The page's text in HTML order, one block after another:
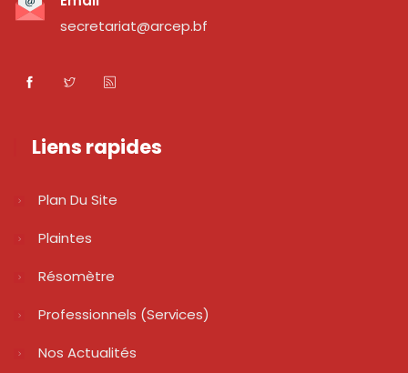
secretariat@arcep.bf
Liens rapides
Plan Du Site
Plaintes
Résomètre
Professionnels (services)
Nos Actualités